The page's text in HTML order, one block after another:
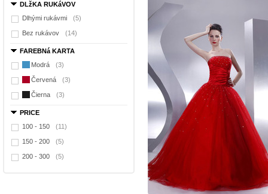
DLžKA RUKáVOV
Dlhými rukávmi
(5)
Bez rukávov (14)
FAREBNá KARTA
Modrá
(3)
Červená (3)
Čierna (3)
PRICE
100 - 150
(11)
150 - 200 (5)
200 - 300 (5)